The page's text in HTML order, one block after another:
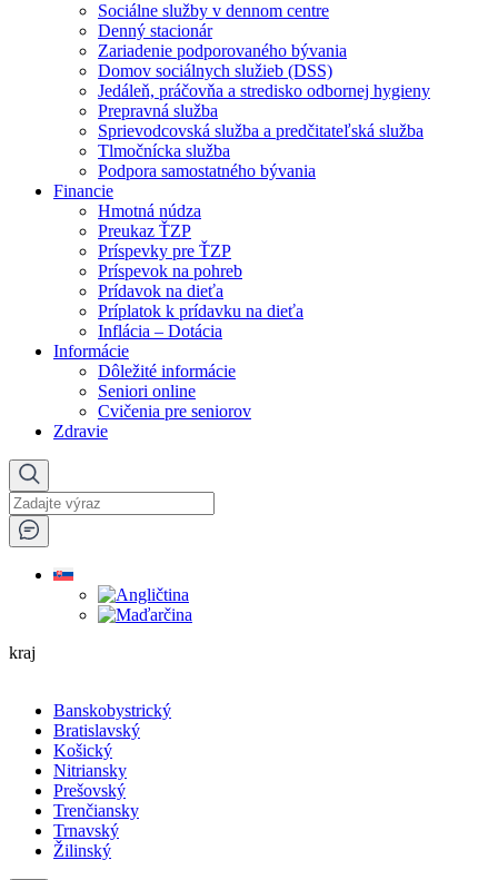
Sociálne služby v dennom centre
Denný stacionár
Zariadenie podporovaného bývania
Domov sociálnych služieb (DSS)
Jedáleň, práčovňa a stredisko odbornej hygieny
Prepravná služba
Sprievodcovská služba a predčitateľská služba
Tlmočnícka služba
Podpora samostatného bývania
Financie
Hmotná núdza
Preukaz ŤZP
Príspevky pre ŤZP
Príspevok na pohreb
Prídavok na dieťa
Príplatok k prídavku na dieťa
Inflácia – Dotácia
Informácie
Dôležité informácie
Seniori online
Cvičenia pre seniorov
Zdravie
kraj
Banskobystrický
Bratislavský
Košický
Nitriansky
Prešovský
Trenčiansky
Trnavský
Žilinský